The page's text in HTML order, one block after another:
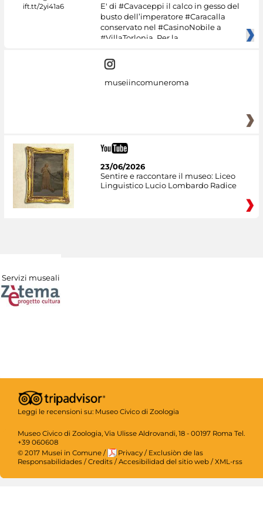
E' di #Cavaceppi il calco in gesso del
busto dell’imperatore #Caracalla
conservato nel #CasinoNobile a
#VillaTorlonia. Per la
museiincomuneroma
23/06/2026
Sentire e raccontare il museo: Liceo
Linguistico Lucio Lombardo Radice
Servizi museali
Leggi le recensioni su: Museo Civico di Zoologia
Museo Civico di Zoologia, Via Ulisse Aldrovandi, 18 - 00197 Roma Tel.
+39 060608
© 2017 Musei in Comune / Privacy / Exclusiòn de las
Responsabilidades / Credits / Accesibilidad del sitio web / XML-rss